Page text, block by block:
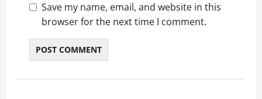
Save my name, email, and website in this
browser for the next time I comment.